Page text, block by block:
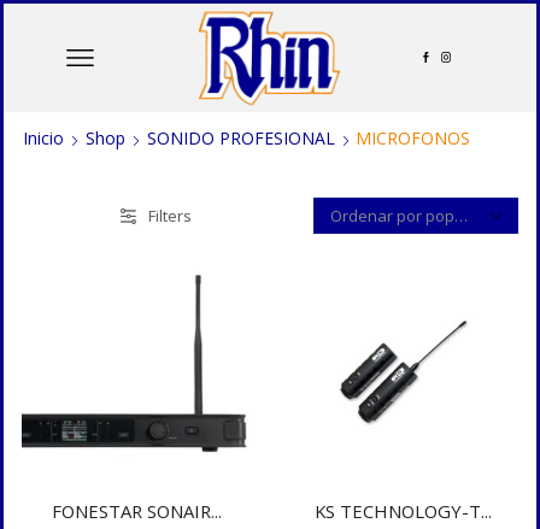
Inicio Shop SONIDO PROFESIONAL MICROFONOS
Filters
FONESTAR SONAIR... KS TECHNOLOGY-T...